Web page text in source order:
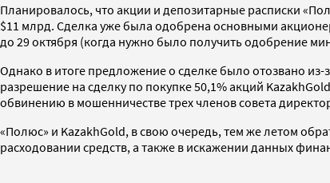
Планировалось, что акции и депозитарные расписки
$11 млрд. Сделка уже была одобрена основными
до 29 октября (когда нужно было получить одобрение
Однако в итоге предложение о сделке было отозвано из-
разрешение на сделку по покупке 50,1% акций
обвинению в мошенничестве трех членов совета
«Полюс» и KazakhGold, в свою очередь, тем же летом
расходовании средств, а также в искажении данных